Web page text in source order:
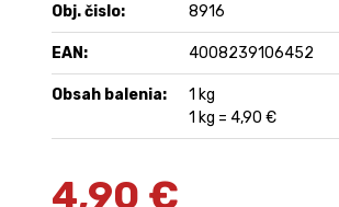
Obj. čislo: 8916
EAN: 4008239106452
Obsah balenia:
1 kg
1 kg = 4,90 €
4,90 €